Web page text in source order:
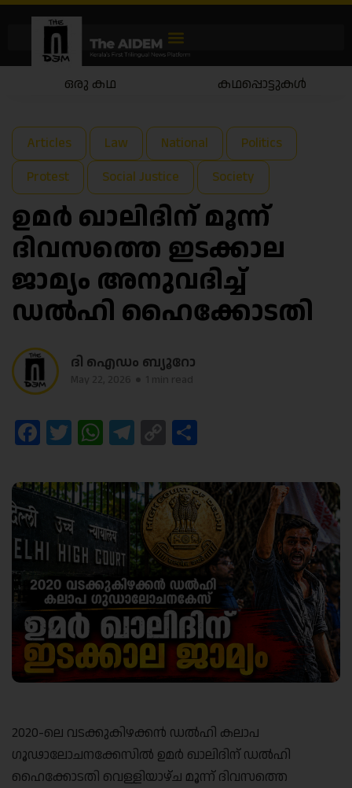
ഒരു കഥ കഥപ്പൊട്ടുകൾ
Articles Law National
Politics
Protest
Social Justice Society
ഉമർ ഖാലിദിന് മൂന്ന്
ദിവസത്തെ ഇടക്കാല
ജാമ്യം അനുവദിച്ച്
ഡൽഹി ഹൈക്കോടതി
ദി ഐഡം ബ്യൂറോ
Facebook
Twitter
WhatsApp
Telegram
Copy
Link
2020-ലെ വടക്കുകിഴക്കൻ ഡൽഹി കലാപ
ഗൂഢാലോചനക്കേസിൽ ഉമർ ഖാലിദിന് ഡൽഹി
ഹൈക്കോടതി വെള്ളിയാഴ്ച മൂന്ന് ദിവസത്തെ